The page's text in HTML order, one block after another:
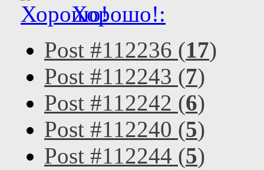
Хорошо!:
Post #112236 (17)
Post #112243 (7)
Post #112242 (6)
Post #112240 (5)
Post #112244 (5)